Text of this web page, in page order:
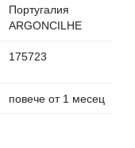
Португалия
ARGONCILHE
175723
повече от 1 месец